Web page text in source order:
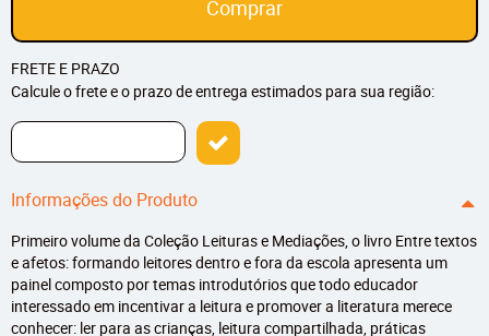
Comprar
FRETE E PRAZO
Calcule o frete e o prazo de entrega estimados para sua região:
Informações do Produto
Primeiro volume da Coleção Leituras e Mediações, o livro Entre textos
e afetos: formando leitores dentro e fora da escola apresenta um
painel composto por temas introdutórios que todo educador
interessado em incentivar a leitura e promover a literatura merece
conhecer: ler para as crianças, leitura compartilhada, práticas